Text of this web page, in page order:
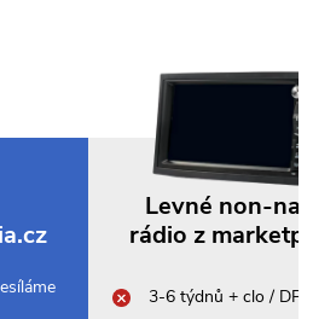
Levné non-
rádio z
3-6 týdnů + clo /